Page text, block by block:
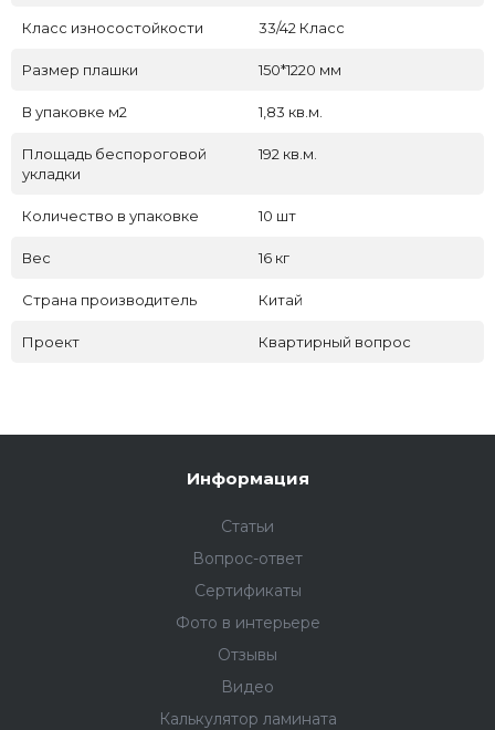
Класс износостойкости 33/42 Класс
Размер плашки 150*1220 мм
В упаковке м2 1,83 кв.м.
Площадь беспороговой
укладки
192 кв.м.
Количество в упаковке 10 шт
Вес 16 кг
Страна производитель Китай
Проект Квартирный вопрос
Информация
Статьи
Вопрос-ответ
Сертификаты
Фото в интерьере
Отзывы
Видео
Калькулятор ламината